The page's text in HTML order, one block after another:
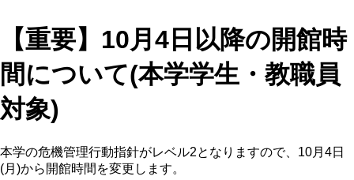
【重要】10月4日以降の開館時
間について(本学学生・教職員
対象)
本学の危機管理行動指針がレベル2となりますので、10月4日
(月)から開館時間を変更します。